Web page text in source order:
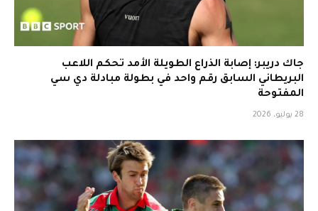
جاك دريبر: إصابة الذراع الطويلة الأمد تحكم اللاعب
البريطاني السابق رقم واحد في بطولة مبادلة دي سي
المفتوحة
28 يوليو، 2026